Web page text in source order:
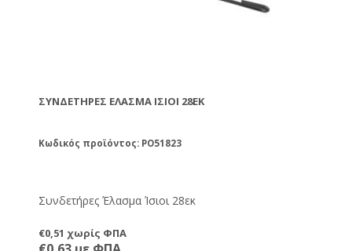
ΣΥΝΔΕΤΉΡΕΣ ΈΛΑΣΜΑ ΊΣΙΟΙ 28ΕΚ
Κωδικός προϊόντος: PO51823
Συνδετήρες Έλασμα Ίσιοι 28εκ
€0,51 χωρίς ΦΠΑ